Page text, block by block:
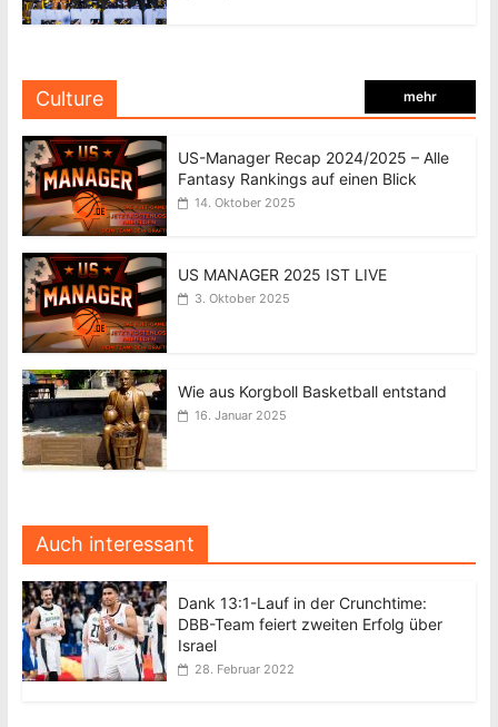
Culture mehr
US-Manager Recap 2024/2025 – Alle
Fantasy Rankings auf einen Blick
14. Oktober 2025
US MANAGER 2025 IST LIVE
3. Oktober 2025
Wie aus Korgboll Basketball entstand
16. Januar 2025
Auch interessant
Dank 13:1-Lauf in der Crunchtime:
DBB-Team feiert zweiten Erfolg über
Israel
28. Februar 2022